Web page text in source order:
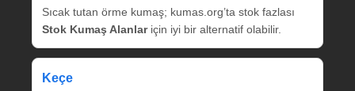
Sıcak tutan örme kumaş; kumas.org’ta stok fazlası
Stok Kumaş Alanlariçin iyi bir alternatif olabilir.
Keçe